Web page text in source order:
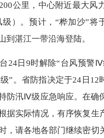
公里，中心附近最大风
）。预计，“桦加沙”将
到湛江一带沿海登陆。
日9时解除“台风预警Ⅳ
”。省防指决定于24日12
防汛Ⅳ级应急响应。在确
据实际情况，有序恢复生
，请各地各部门继续密切